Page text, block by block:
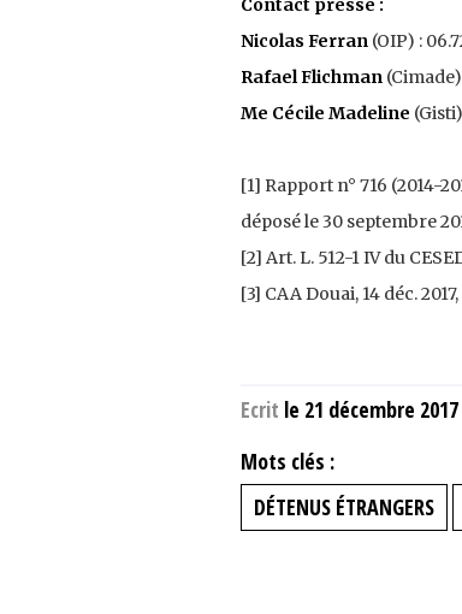
Nicolas Ferran (OIP) :
Rafael Flichman (Cimade)
Me Cécile Madeline
[1] Rapport n° 716 (2014-
déposé le 30 septembre
[2] Art. L. 512-1 IV du
[3] CAA Douai, 14 déc.
Ecrit le 21 décembre 2017
Mots clés :
DÉTENUS ÉTRANGERS